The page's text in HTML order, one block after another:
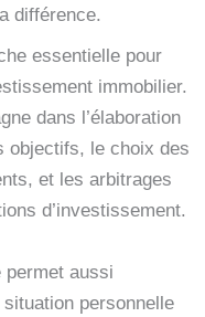
différence.
essentielle pour
immobilier.
dans l’élaboration
objectifs, le choix des
et les arbitrages
d’investissement.
permet aussi
personnelle